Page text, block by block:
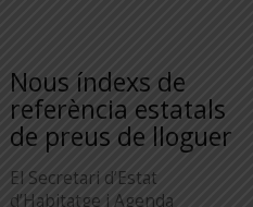
Nous índexs de
referència estatals
de preus de lloguer
El Secretari d’Estat
d’Habitatge i Agenda